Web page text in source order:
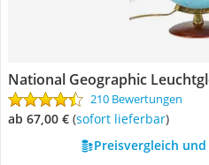
National Geographic
210 Bewertungen
ab 67,00 € ( Sofort lieferbar)
Preisvergleich